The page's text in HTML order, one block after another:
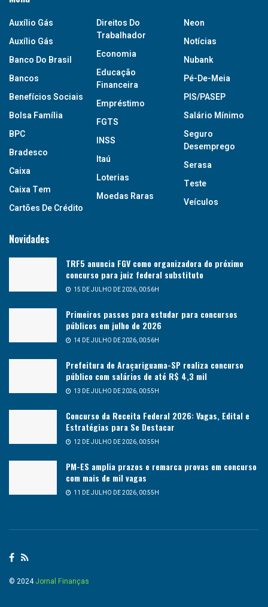
Auxílio Gás
Auxílio Gás
Banco Do Brasil
Bancos
Benefícios Sociais
Bolsa Família
BPC
Bradesco
Caixa
Caixa Tem
Cartões De Crédito
Direitos Do
Trabalhador
Economia
Educação
Financeira
Empréstimo
FGTS
INSS
Itaú
Loterias
Moedas Raras
Neon
Notícias
Nubank
Pé-De-Meia
PIS/PASEP
Salário Mínimo
Seguro
Desemprego
Serasa
Teste
Veículos
Novidades
TRF5 anuncia FGV como organizadora do próximo
concurso para juiz federal substituto
15 DE JULHO DE 2026, 00:56H
Primeiros passos para estudar para concursos
públicos em julho de 2026
14 DE JULHO DE 2026, 00:56H
Prefeitura de Araçariguama-SP realiza concurso
público com salários de até R$ 4,3 mil
13 DE JULHO DE 2026, 00:55H
Concurso da Receita Federal 2026: Vagas, Edital e
Estratégias para Se Destacar
12 DE JULHO DE 2026, 00:55H
PM-ES amplia prazos e remarca provas em concurso
com mais de mil vagas
11 DE JULHO DE 2026, 00:55H
© 2024Jornal Finanças